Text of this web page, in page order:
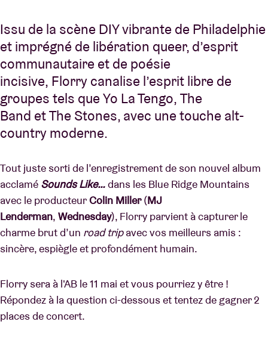
À propos de l'AB
Contact
Issu de la scène DIY vibrante de Philadelphie
et imprégné de libération queer, d’esprit
communautaire et de poésie
incisive, Florry canalise l’esprit libre de
groupes tels que Yo La Tengo, The
Band et The Stones, avec une touche alt-
country moderne.
Tout juste sorti de l’enregistrement de son nouvel album
acclamé Sounds Like…dans les Blue Ridge Mountains
avec le producteurColin Miller(MJ
Lenderman, Wednesday), Florry parvient à capturer le
charme brut d’un road tripavec vos meilleurs amis :
sincère, espiègle et profondément humain.
Florry sera à l'AB le 11 mai et vous pourriez y être !
Répondez à la question ci-dessous et tentez de gagner 2
places de concert.